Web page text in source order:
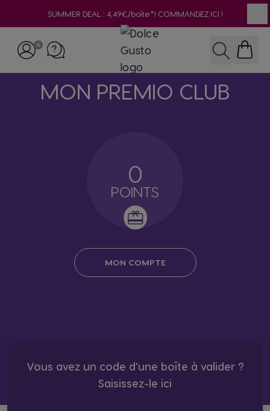
SUMMER DEAL : 4,49€/boîte*! COMMANDEZ ICI !
MON PREMIO CLUB
0
POINTS
MON COMPTE
Vous avez un code d'une boîte à valider ?
Saisissez-le ici​